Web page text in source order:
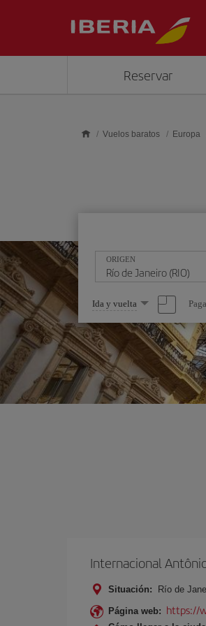
Reservar
Vuelos baratos Europa
ORIGEN
Seleccione
una
opción
Ida y vuelta
Internacional
Situación: Río de
Página web: https://